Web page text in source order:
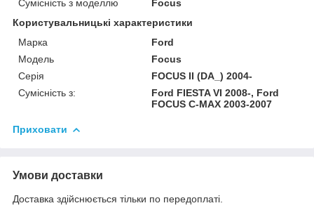
Сумісність з моделлю
Focus
Користувальницькі характеристики
Марка
Ford
Модель
Focus
Серія
FOCUS II (DA_) 2004-
Сумісність з:
Ford FIESTA VI 2008-, Ford
FOCUS C-MAX 2003-2007
Приховати
Умови доставки
Доставка здійснюється тільки по передоплаті.